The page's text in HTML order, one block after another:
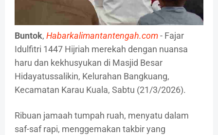
Buntok, Habarkalimantantengah.com- Fajar
Idulfitri 1447 Hijriah merekah dengan nuansa
haru dan kekhusyukan di Masjid Besar
Hidayatussalikin, Kelurahan Bangkuang,
Kecamatan Karau Kuala, Sabtu (21/3/2026).
Ribuan jamaah tumpah ruah, menyatu dalam
saf-saf rapi, menggemakan takbir yang